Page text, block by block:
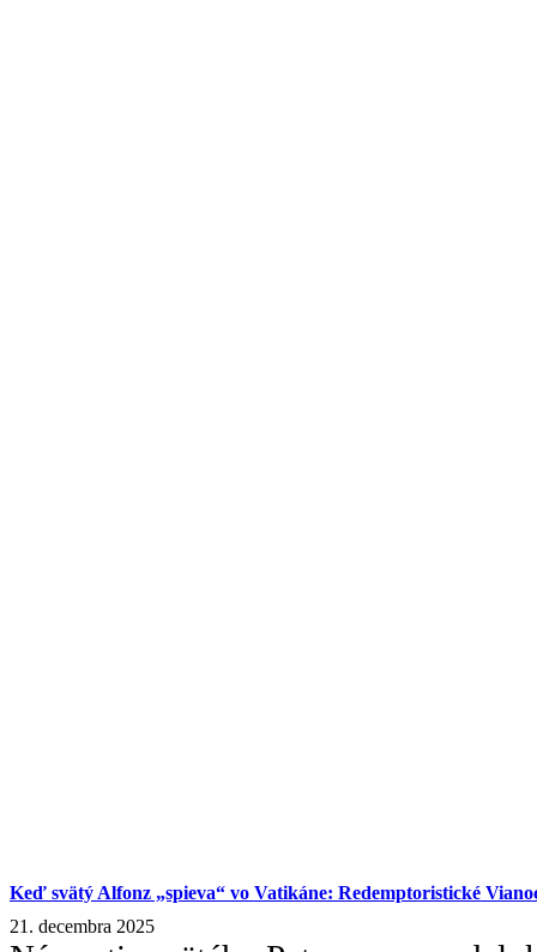
Keď svätý Alfonz „spieva“ vo Vatikáne: Redemptoristické
21. decembra 2025